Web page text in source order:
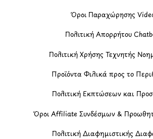
Όροι Παραχώρησης
Πολιτική Απορρήτου
Πολιτική Χρήσης Τεχνητής
Προϊόντα Φιλικά προς το
Πολιτική Εκπτώσεων και
Όροι Affiliate Συνδέσμων &
Πολιτική Διαφημιστικής